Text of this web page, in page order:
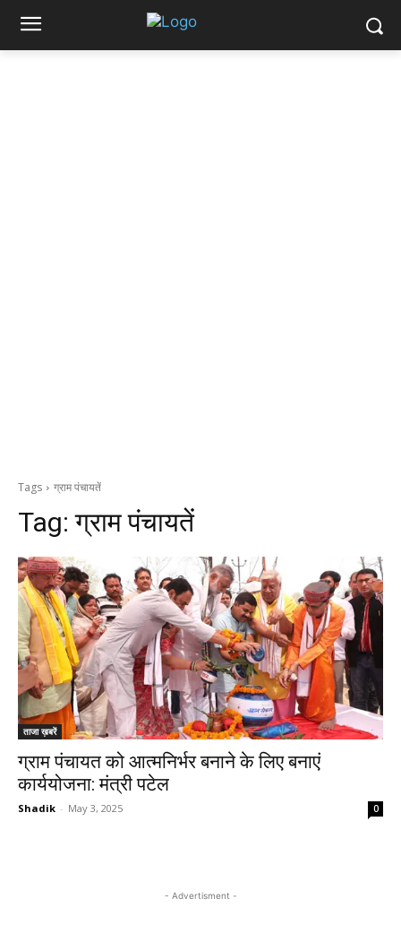
Tags ग्राम पंचायतें
Tag:ग्राम पंचायतें
ताजा ख़बरें
ग्राम पंचायत को आत्मनिर्भर बनाने के लिए बनाएं
कार्ययोजना: मंत्री पटेल
Shadik - May 3, 2025 0
- Advertisment -